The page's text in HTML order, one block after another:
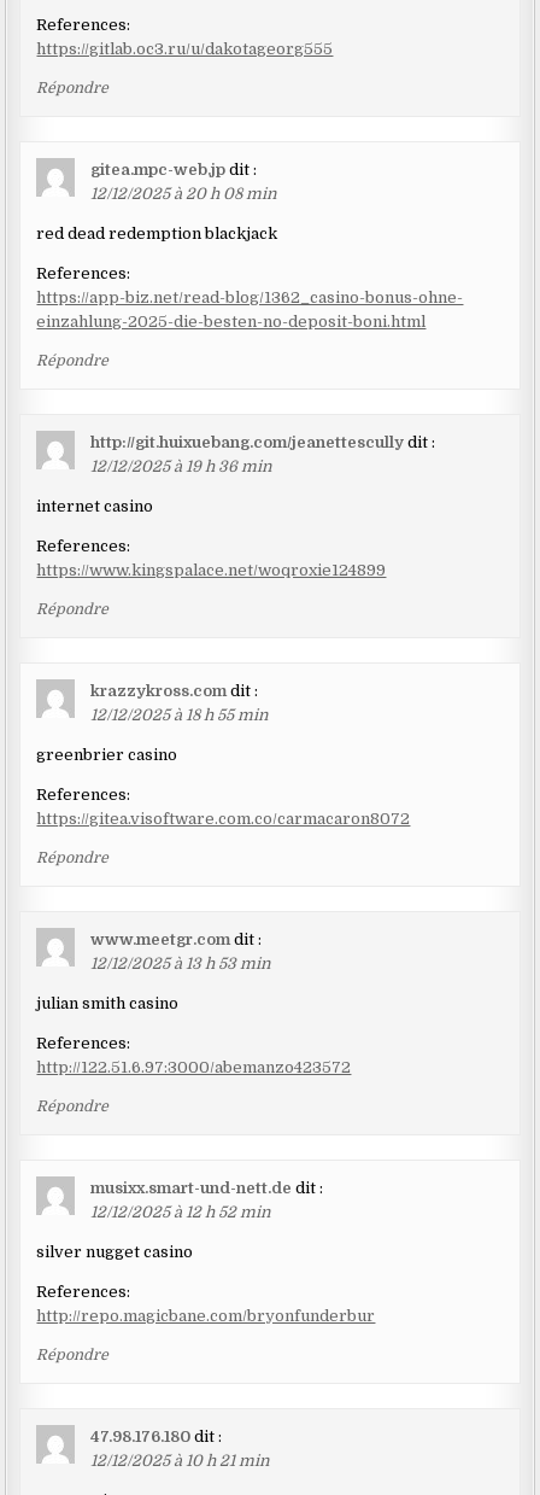
References:
https://gitlab.oc3.ru/u/dakotageorg555
Répondre
gitea.mpc-web.jp dit :
12/12/2025 à 20 h 08 min
red dead redemption blackjack
References:
https://app-biz.net/read-blog/1362_casino-bonus-ohne-
einzahlung-2025-die-besten-no-deposit-boni.html
Répondre
http://git.huixuebang.com/jeanettescully dit :
12/12/2025 à 19 h 36 min
internet casino
References:
https://www.kingspalace.net/woqroxie124899
Répondre
krazzykross.com dit :
12/12/2025 à 18 h 55 min
greenbrier casino
References:
https://gitea.visoftware.com.co/carmacaron8072
Répondre
www.meetgr.com dit :
12/12/2025 à 13 h 53 min
julian smith casino
References:
http://122.51.6.97:3000/abemanzo423572
Répondre
musixx.smart-und-nett.de dit :
12/12/2025 à 12 h 52 min
silver nugget casino
References:
http://repo.magicbane.com/bryonfunderbur
Répondre
47.98.176.180 dit :
12/12/2025 à 10 h 21 min